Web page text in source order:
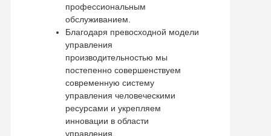
профессиональным
обслуживанием.
Благодаря превосходной модели
управления
производительностью мы
постепенно совершенствуем
современную систему
управления человеческими
ресурсами и укрепляем
инновации в области
управления.